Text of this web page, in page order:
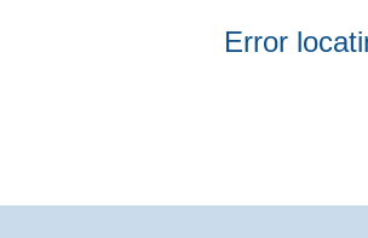
Error